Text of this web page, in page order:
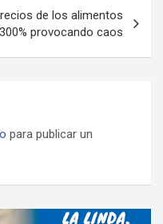
de los alimentos
provocando caos
para publicar un